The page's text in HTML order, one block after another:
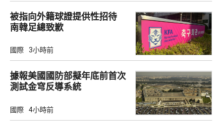
被指向外籍球證提供性招待
南韓足總致歉
國際 3小時前
據報美國國防部擬年底前首次
測試金穹反導系統
國際 4小時前